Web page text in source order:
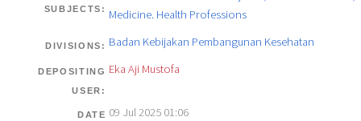
SUBJECTS: Medicine. Health Professions
DIVISIONS: Badan Kebijakan Pembangunan Kesehatan
DEPOSITING
USER:
Eka Aji Mustofa
DATE 09 Jul 2025 01:06